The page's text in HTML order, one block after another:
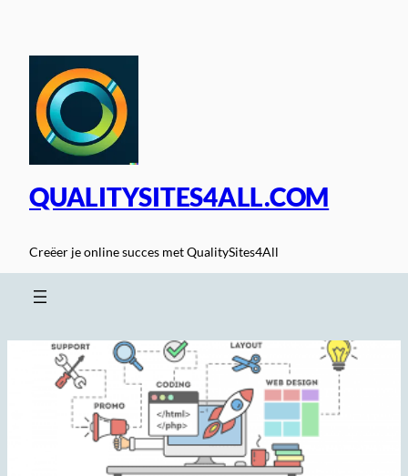
inhoud
QUALITYSITES4ALL.COM
Creëer je online succes met QualitySites4All